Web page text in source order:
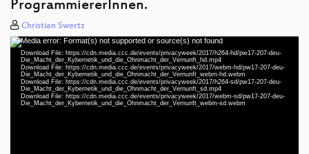
ProgrammiererInnen.
Christian Swertz
Video
Player
Media error: Format(s) not supported or source(s) not found
Download File: https://cdn.media.ccc.de/events/privacyweek/2017/h264-hd/pw17-207-deu-
Die_Macht_der_Kybernetik_und_die_Ohnmacht_der_Vernunft_hd.mp4
Download File: https://cdn.media.ccc.de/events/privacyweek/2017/webm-hd/pw17-207-deu-
Die_Macht_der_Kybernetik_und_die_Ohnmacht_der_Vernunft_webm-hd.webm
Download File: https://cdn.media.ccc.de/events/privacyweek/2017/h264-sd/pw17-207-deu-
Die_Macht_der_Kybernetik_und_die_Ohnmacht_der_Vernunft_sd.mp4
Download File: https://cdn.media.ccc.de/events/privacyweek/2017/webm-sd/pw17-207-deu-
Die_Macht_der_Kybernetik_und_die_Ohnmacht_der_Vernunft_webm-sd.webm
deu 1080p (mp4)